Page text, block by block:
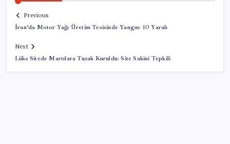
Previous
İran’da Motor Yağı Üretim Tesisinde Yangın: 10 Yaralı
Next
Lüks Sitede Martılara Tuzak Kuruldu: Site Sakini Tepkili